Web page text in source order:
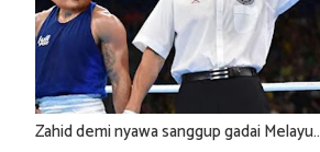
Zahid demi nyawa sanggup gadai Melayu..